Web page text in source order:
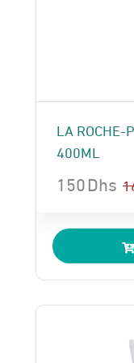
LA ROCHE-
400ML
prix
initial
était :
165 Dhs.
150Dhs
prix
actuel
est :
150 Dhs.